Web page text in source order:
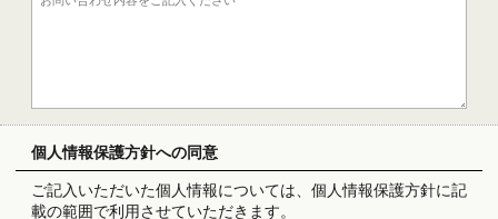
個人情報保護方針への同意
ご記入いただいた個人情報については、個人情報保護方針に記
載の範囲で利用させていただきます。